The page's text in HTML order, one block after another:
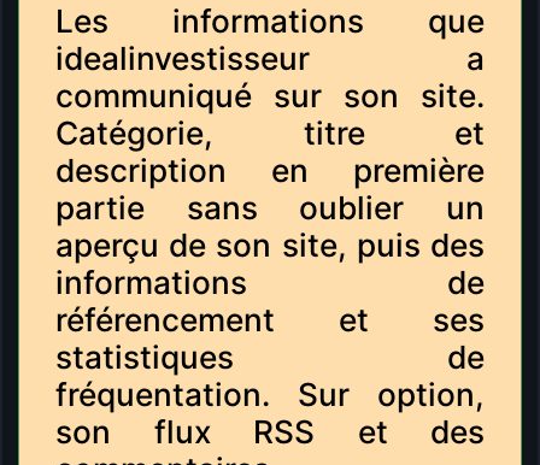
Les informations que
idealinvestisseur a
communiqué sur son site.
Catégorie, titre et
description en première
partie sans oublier un
aperçu de son site, puis des
informations de
référencement et ses
statistiques de
fréquentation. Sur option,
son flux RSS et des